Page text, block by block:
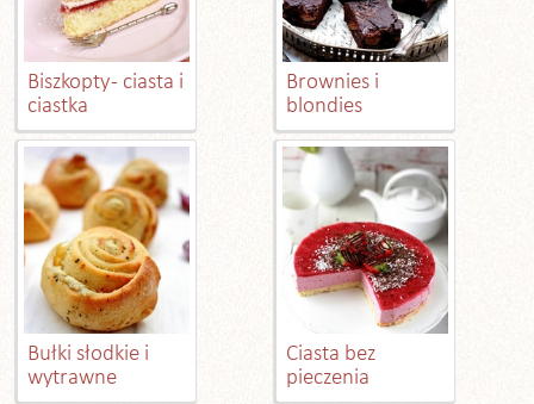
Biszkopty - ciasta i
ciastka
Brownies i
blondies
Bułki słodkie i
wytrawne
Ciasta bez
pieczenia